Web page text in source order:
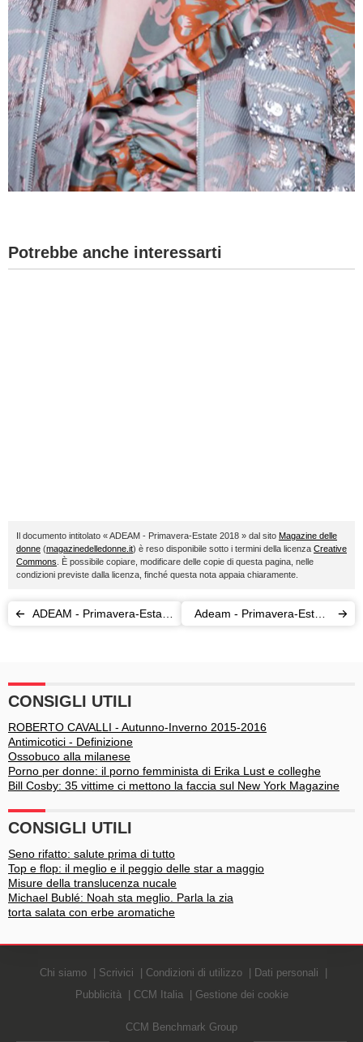
Potrebbe anche interessarti
Il documento intitolato « ADEAM - Primavera-Estate 2018 » dal sito Magazine delle
donne (magazinedelledonne.it) è reso disponibile sotto i termini della licenza Creative
Commons . È possibile copiare, modificare delle copie di questa pagina, nelle
condizioni previste dalla licenza, finché questa nota appaia chiaramente.
ADEAM - Primavera-Estate
Adeam - Primavera-Estate
CONSIGLI UTILI
ROBERTO CAVALLI - Autunno-Inverno 2015-2016
Antimicotici - Definizione
Ossobuco alla milanese
Porno per donne: il porno femminista di Erika Lust e colleghe
Bill Cosby: 35 vittime ci mettono la faccia sul New York Magazine
CONSIGLI UTILI
Seno rifatto: salute prima di tutto
Top e flop: il meglio e il peggio delle star a maggio
Misure della translucenza nucale
Michael Bublé: Noah sta meglio. Parla la zia
torta salata con erbe aromatiche
Chi siamo Scrivici Condizioni di utilizzo
Dati personali
Pubblicità
CCM Italia Gestione dei cookie
CCM Benchmark Group